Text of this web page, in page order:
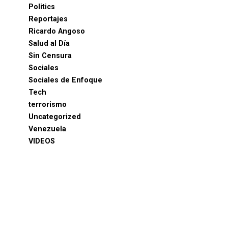
Politics
Reportajes
Ricardo Angoso
Salud al Día
Sin Censura
Sociales
Sociales de Enfoque
Tech
terrorismo
Uncategorized
Venezuela
VIDEOS